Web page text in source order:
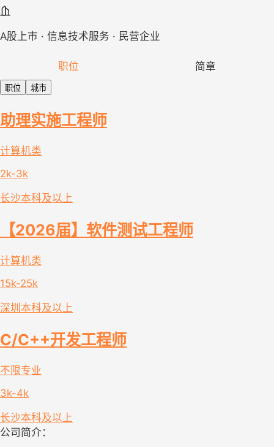
A股上市 · 信息技术服务 · 民营企业
职位 简章
职位 城市
助理实施工程师
计算机类
2k-3k
长沙本科及以上
【2026届】软件测试工程师
计算机类
15k-25k
深圳 本科及以上
C/C++开发工程师
不限专业
3k-4k
长沙本科及以上
公司简介：